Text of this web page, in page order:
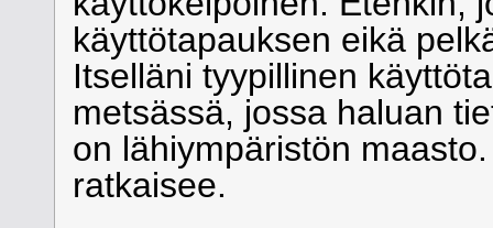
käyttötapauksen eikä
Itselläni tyypillinen
metsässä, jossa haluan
on lähiympäristön
ratkaisee.